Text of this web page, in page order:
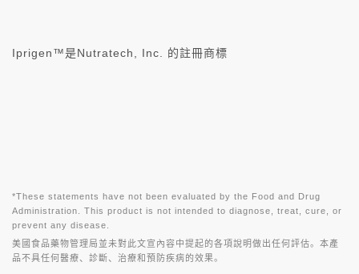
Iprigen™是Nutratech, Inc. 的註冊商標
*These statements have not been evaluated by the Food and Drug
Administration. This product is not intended to diagnose, treat, cure, or
prevent any disease.
美國食品藥物管理局並未對此文宣內容中提起的各項說明做出任何評估。本產
品不具任何醫療、診斷、治療和預防疾病的效果。